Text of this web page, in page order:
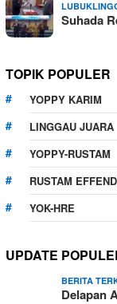
Suhada
TOPIK POPULER
YOPPY KARIM
LINGGAU JUARA
YOPPY-RUSTAM
RUSTAM
YOK-HRE
UPDATE
BERITA
Delapan